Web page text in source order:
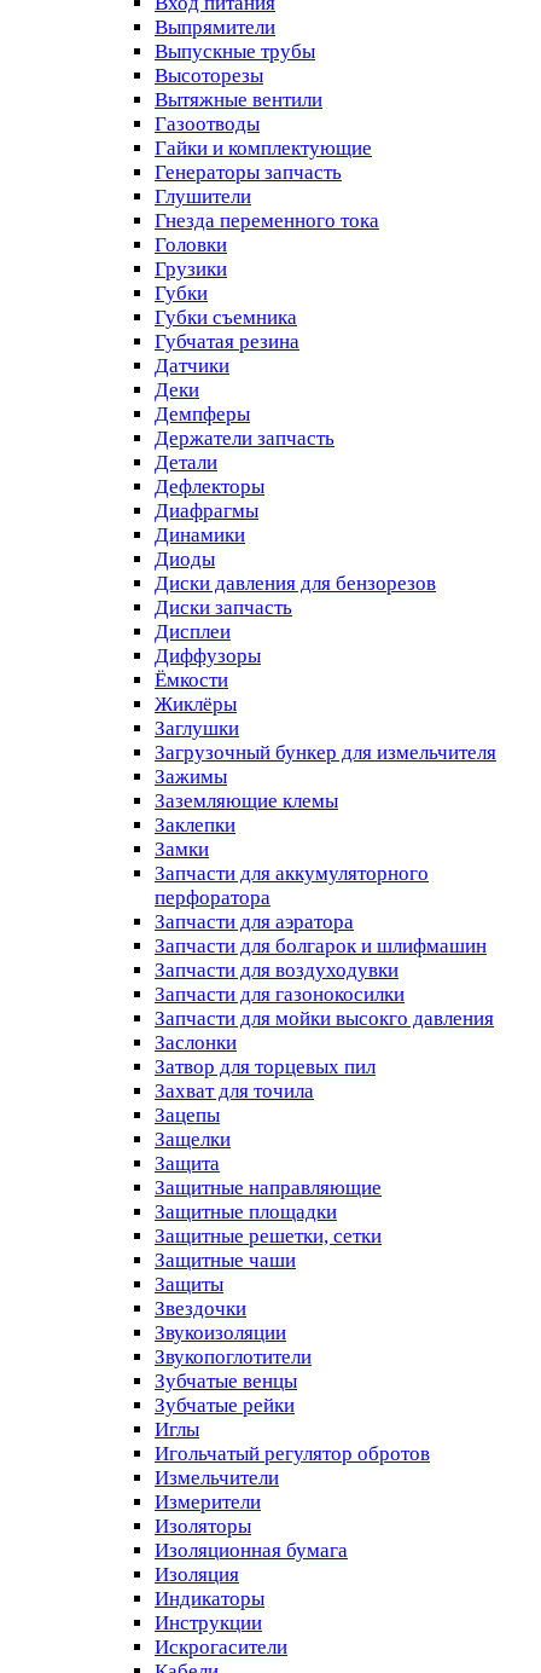
Выпрямители
Выпускные трубы
Высоторезы
Вытяжные вентили
Газоотводы
Гайки и комплектующие
Генераторы запчасть
Глушители
Гнезда переменного тока
Головки
Грузики
Губки
Губки съемника
Губчатая резина
Датчики
Деки
Демпферы
Держатели запчасть
Детали
Дефлекторы
Диафрагмы
Динамики
Диоды
Диски давления для бензорезов
Диски запчасть
Дисплеи
Диффузоры
Ёмкости
Жиклёры
Заглушки
Загрузочный бункер для измельчителя
Зажимы
Заземляющие клемы
Заклепки
Замки
Запчасти для аккумуляторного
перфоратора
Запчасти для аэратора
Запчасти для болгарок и шлифмашин
Запчасти для воздуходувки
Запчасти для газонокосилки
Запчасти для мойки высокго давления
Заслонки
Затвор для торцевых пил
Захват для точила
Зацепы
Защелки
Защита
Защитные направляющие
Защитные площадки
Защитные решетки, сетки
Защитные чаши
Защиты
Звездочки
Звукоизоляции
Звукопоглотители
Зубчатые венцы
Зубчатые рейки
Иглы
Игольчатый регулятор обротов
Измельчители
Измерители
Изоляторы
Изоляционная бумага
Изоляция
Индикаторы
Инструкции
Искрогасители